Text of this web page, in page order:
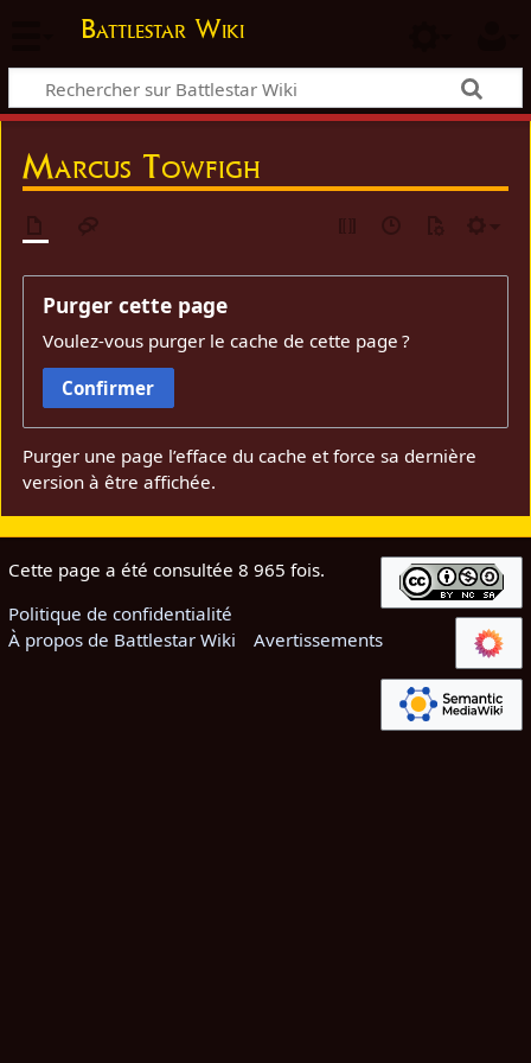
Battlestar Wiki
Marcus Towfigh
Purger cette page
Voulez-vous purger le cache de cette page ?
Confirmer
Purger une page l’efface du cache et force sa dernière
version à être affichée.
Cette page a été consultée 8 965 fois.
Politique de confidentialité
À propos de Battlestar Wiki
Avertissements